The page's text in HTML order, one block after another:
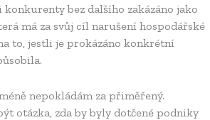
bez dalšího zakázáno jako
má za svůj cíl narušení hospodářské
to, jestli je prokázáno konkrétní
nepokládám za přiměřený.
otázka, zda by byly dotčené podniky